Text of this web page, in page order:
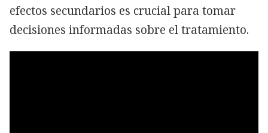
efectos secundarios es crucial para tomar
decisiones informadas sobre el tratamiento.